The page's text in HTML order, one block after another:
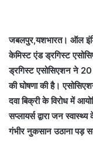
जबलपुर,यशभारत। ऑल
केमिस्ट एंड ड्रगिस्ट
ड्रगिस्ट एसोसिएशन ने 20
की घोषणा की है।
दवा बिक्री के विरोध में
सप्लायर्स द्वारा जन
गंभीर नुकसान उठाना पड़